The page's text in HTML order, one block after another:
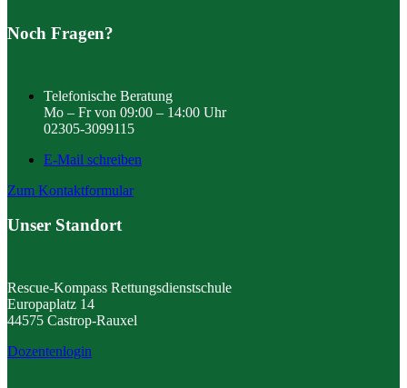
Noch Fragen?
Telefonische Beratung
Mo – Fr von 09:00 – 14:00 Uhr
02305-3099115
E-Mail schreiben
Zum Kontaktformular
Unser Standort
Rescue-Kompass Rettungsdienstschule
Europaplatz 14
44575 Castrop-Rauxel
Dozentenlogin